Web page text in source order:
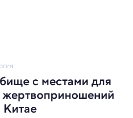
с местами для
жертвоприношений